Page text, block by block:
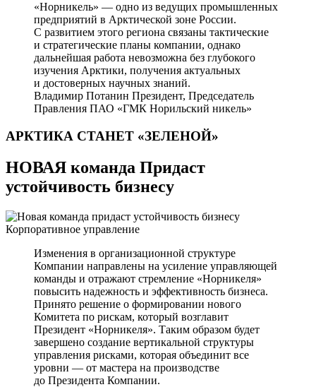
«Норникель» — одно из ведущих промышленных
предприятий в Арктической зоне России.
С развитием этого региона связаны тактические
и стратегические планы компании, однако
дальнейшая работа невозможна без глубокого
изучения Арктики, получения актуальных
и достоверных научных знаний.
Владимир Потанин Президент, Председатель
Правления ПАО «ГМК Норильский никель»
АРКТИКА СТАНЕТ «ЗЕЛЕНОЙ»
НОВАЯ команда Придаст
устойчивость бизнесу
Корпоративное управление
Изменения в организационной структуре
Компании направлены на усиление управляющей
команды и отражают стремление «Норникеля»
повысить надежность и эффективность бизнеса.
Принято решение о формировании нового
Комитета по рискам, который возглавит
Президент «Норникеля». Таким образом будет
завершено создание вертикальной структуры
управления рисками, которая объединит все
уровни — от мастера на производстве
до Президента Компании.